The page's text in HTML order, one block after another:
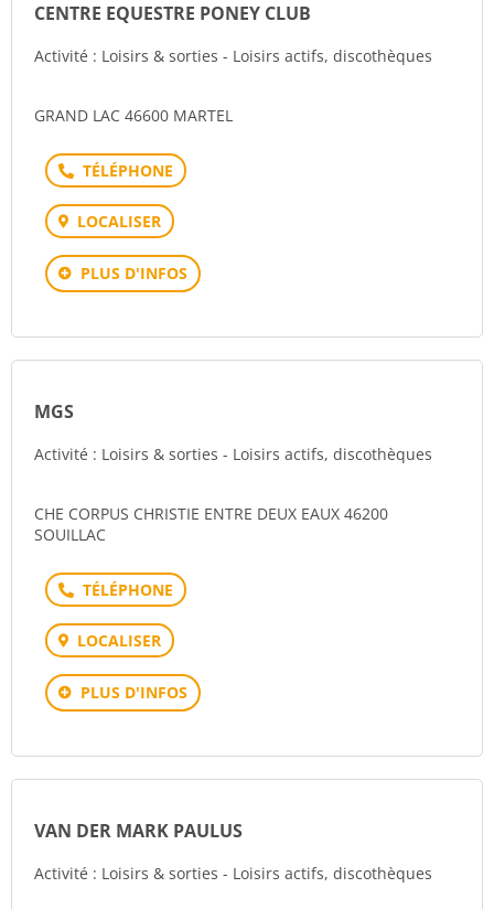
CENTRE EQUESTRE PONEY CLUB
Activité : Loisirs & sorties - Loisirs actifs, discothèques
GRAND LAC 46600 MARTEL
Téléphone
LOCALISER
PLUS D'INFOS
MGS
Activité : Loisirs & sorties - Loisirs actifs, discothèques
CHE CORPUS CHRISTIE ENTRE DEUX EAUX 46200
SOUILLAC
Téléphone
LOCALISER
PLUS D'INFOS
VAN DER MARK PAULUS
Activité : Loisirs & sorties - Loisirs actifs, discothèques